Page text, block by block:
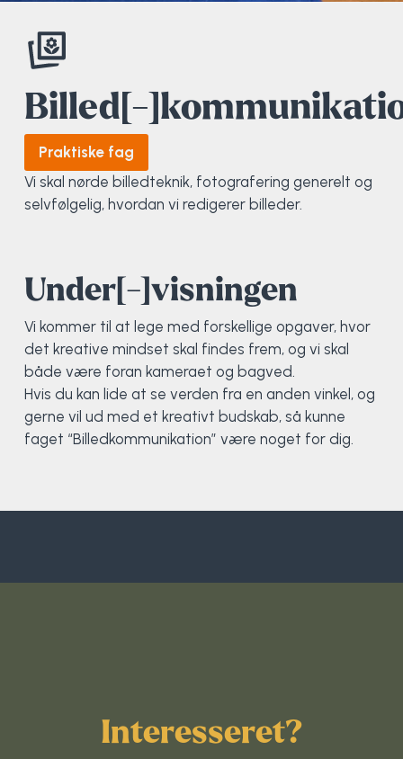
Billed[-
Praktiske fag
Vi skal nørde billedteknik, fotografering generelt og
selvfølgelig, hvordan vi redigerer billeder.
Under[-]visningen
Vi kommer til at lege med forskellige opgaver, hvor
det kreative mindset skal findes frem, og vi skal
både være foran kameraet og bagved.
Hvis du kan lide at se verden fra en anden vinkel, og
gerne vil ud med et kreativt budskab, så kunne
faget “Billedkommunikation” være noget for dig.
Interesseret?
Elevportræt
Brochure
Priser
Fitness
Fodbold
Friluftsliv
Futsal
Hiphop
HYROX
Kajak
Klatring
OCR
Organisk værksted
Sportsmassør
Strik og Hækling
Udekøkken
Køn, krop og seksualitet
Politi-teori
Ro på
Sportspsykologi
Projektleder
Sportsmassør
Træner- og lederakademi
OCR i Spanien
Skitur til Norge
Surf i Marokko
Mille Sigsgaard Christensen
Peter Fuglsang
Thomas Skovgaard
Trine Rask-Nielsen
Viborg Elitehold